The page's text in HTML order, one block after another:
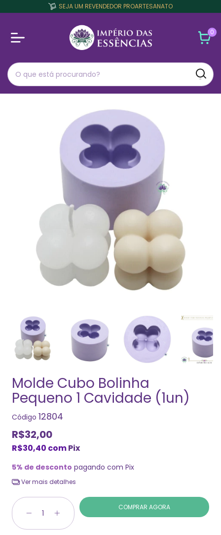
SEJA UM REVENDEDOR PROARTESANATO
0
Molde Cubo Bolinha
Pequeno 1 Cavidade (1un)
Código 12804
R$32,00
R$30,40 comPix
5% de desconto pagando com Pix
Ver mais detalhes